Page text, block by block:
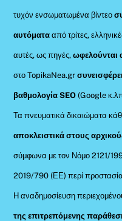
τυχόν ενσωματωμένα βίντεο
αυτόματααπό τρίτες,
αυτές, ως πηγές,ωφελούνται
στο TopikaNea.gr
βαθμολογία SEO (Google
Τα πνευματικά δικαιώματα
αποκλειστικά στους
σύμφωνα με τον Νόμο 2121/
2019/790 (ΕΕ) περί
Η αναδημοσίευση
της επιτρεπόμενης